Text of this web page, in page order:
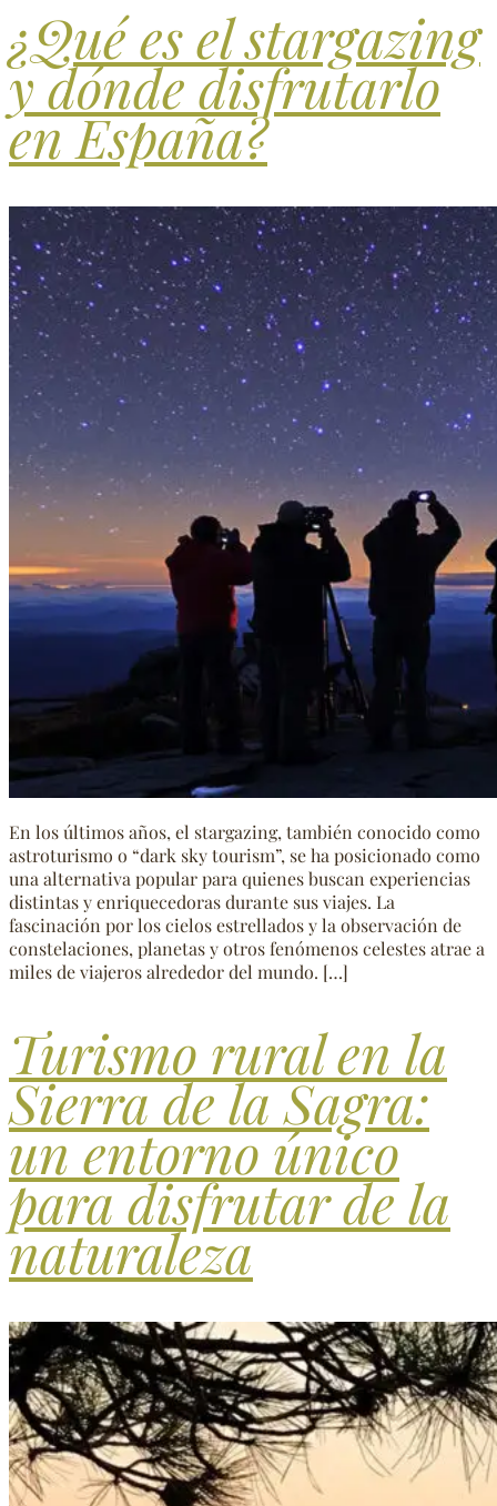
¿Qué es el stargazing
y dónde disfrutarlo
en España?
En los últimos años, el stargazing, también conocido como
astroturismo o “dark sky tourism”, se ha posicionado como
una alternativa popular para quienes buscan experiencias
distintas y enriquecedoras durante sus viajes. La
fascinación por los cielos estrellados y la observación de
constelaciones, planetas y otros fenómenos celestes atrae a
miles de viajeros alrededor del mundo. […]
Turismo rural en la
Sierra de la Sagra:
un entorno único
para disfrutar de la
naturaleza